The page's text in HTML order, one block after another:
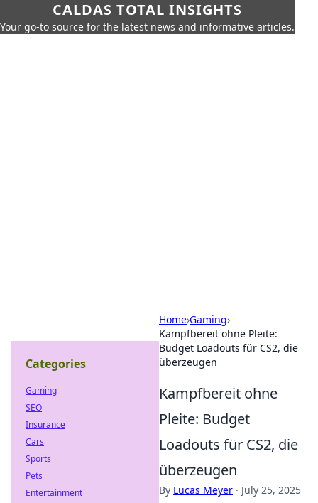
CALDAS TOTAL INSIGHTS
Your go-to source for the latest news and informative articles.
Home›Gaming›
Kampfbereit ohne Pleite:
Budget Loadouts für CS2, die
überzeugen
Kampfbereit ohne
Pleite: Budget
Loadouts für CS2, die
überzeugen
By Lucas Meyer · July 25, 2025
Categories
Gaming
SEO
Insurance
Cars
Sports
Pets
Entertainment